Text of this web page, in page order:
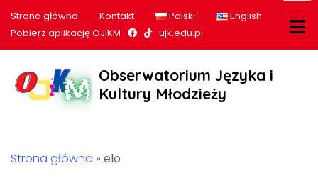
Strona główna Kontakt Polski
English
Pobierz aplikację OJiKM
Nasz profil na Facebook
Nasz profil na tiktok
ujk.edu.pl
Obserwatorium Języka i
Kultury Młodzieży
Strona główna » elo